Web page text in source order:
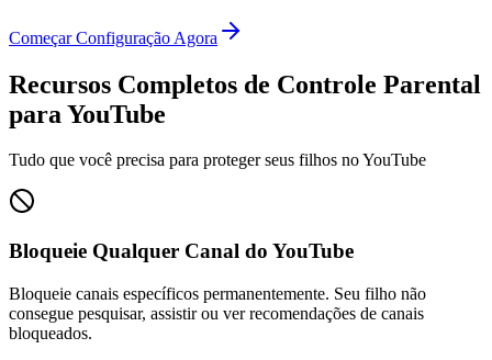
Começar Configuração Agora
Recursos Completos de Controle Parental
para YouTube
Tudo que você precisa para proteger seus filhos no YouTube
Bloqueie Qualquer Canal do YouTube
Bloqueie canais específicos permanentemente. Seu filho não
consegue pesquisar, assistir ou ver recomendações de canais
bloqueados.